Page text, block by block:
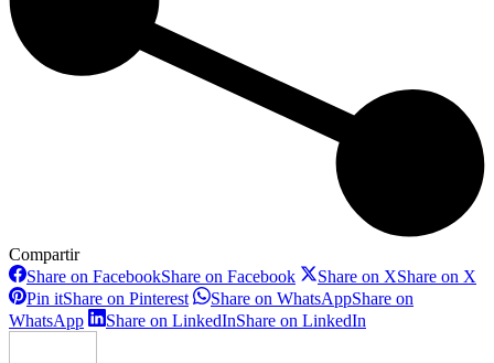
Compartir
Share on FacebookShare on Facebook Share on XShare on X
Pin itShare on Pinterest Share on WhatsAppShare on
WhatsApp
Share on LinkedInShare on LinkedIn